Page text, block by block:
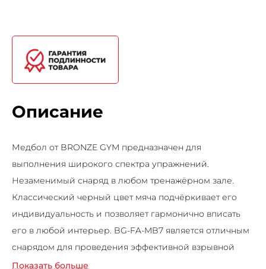
Описание
Медбол от BRONZE GYM предназначен для
выполнения широкого спектра упражнений.
Незаменимый снаряд в любом тренажёрном зале.
Классический черный цвет мяча подчёркивает его
индивидуальность и позволяет гармонично вписать
его в любой интерьер. BG-FA-MB7 является отличным
снарядом для проведения эффективной взрывной
тренировки с отягощением для сжигания жира и
Показать больше